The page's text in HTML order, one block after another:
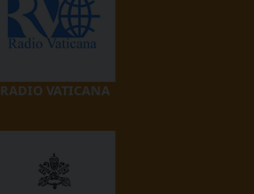
RADIO VATICANA